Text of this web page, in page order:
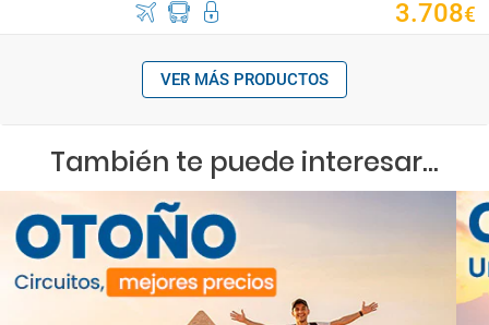
3.708€
VER MÁS PRODUCTOS
También te puede interesar...